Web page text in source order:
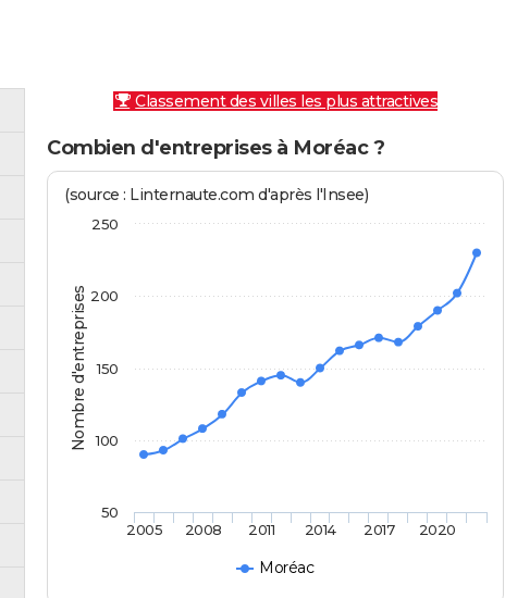
Classement des villes les plus attractives
Combien d'entreprises à Moréac ?
Nombre d'entreprises
(source : Linternaute.com d'après l'Insee)
Moréac
2005 2008 2011 2014 2017 2020
50
100
150
200
250